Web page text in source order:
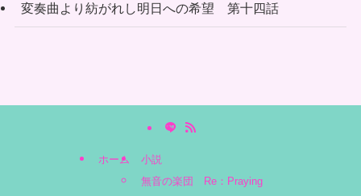
変奏曲より紡がれし明日への希望 第十四話
ホーム
小説
無音の楽団 Re：Praying